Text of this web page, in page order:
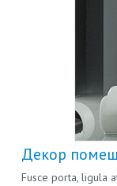
Декор
Fusce porta, ligula